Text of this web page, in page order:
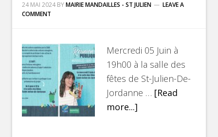
24 MAI 2024 BYMAIRIE MANDAILLES - ST JULIEN
LEAVE A
COMMENT
Mercredi 05 Juin à
19h00 à la salle des
fêtes de St-Julien-De-
Jordanne … [Read
more...]